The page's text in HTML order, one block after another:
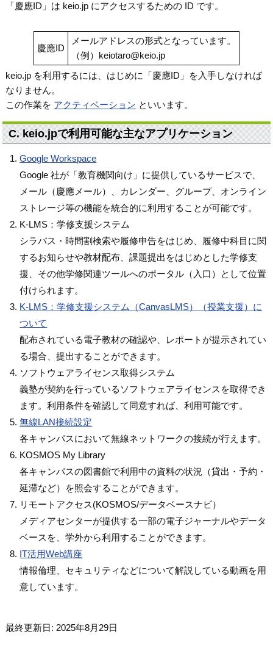
「慶應ID」は keio.jp にアクセスするための ID です。
慶應ID
メールアドレスの形式となっています。
（例）keiotaro@keio.jp
keio.jp を利用するには、はじめに「慶應ID」を入手しなければ
なりません。
この作業を アクティベーション といいます。
C. keio.jpで利用可能な主なアプリケーション
Google Workspace
Google 社が「教育機関向け」に提供しているサービスで、
メール（慶應メール）、カレンダー、グループ、オンライン
ストレージ等の機能を統合的に利用することが可能です。
K-LMS：学修支援システム
シラバス・時間割検索や履修申告をはじめ、履修中科目に関
するお知らせや教材配布、課題提出をはじめとした学修支
援、その他学修関連ツールへのポータル（入口）として位置
付けられます。
K-LMS：学修支援システム（CanvasLMS）（授業支援）に
ついて
配布されている電子教材の確認や、レポートが提示されてい
る場合、提出することができます。
ソフトウェアライセンス取得システム
義塾が契約を行っているソフトウェアライセンスを取得でき
ます。利用条件を確認して同意すれば、利用可能です。
無線LAN接続設定
各キャンパスにおいて無線ネットワークの接続が行えます。
KOSMOS My Library
各キャンパスの図書館で利用中の資料の状況（貸出・予約・
延滞など）を照会することができます。
リモートアクセス(KOSMOS/データベースナビ）
メディアセンターが提供する一部の電子ジャーナルやデータ
ベースを、学外から利用することができます。
IT活用Web講座
情報倫理、セキュリティなどについて解説している動画を用
意しています。
最終更新日: 2025年8月29日